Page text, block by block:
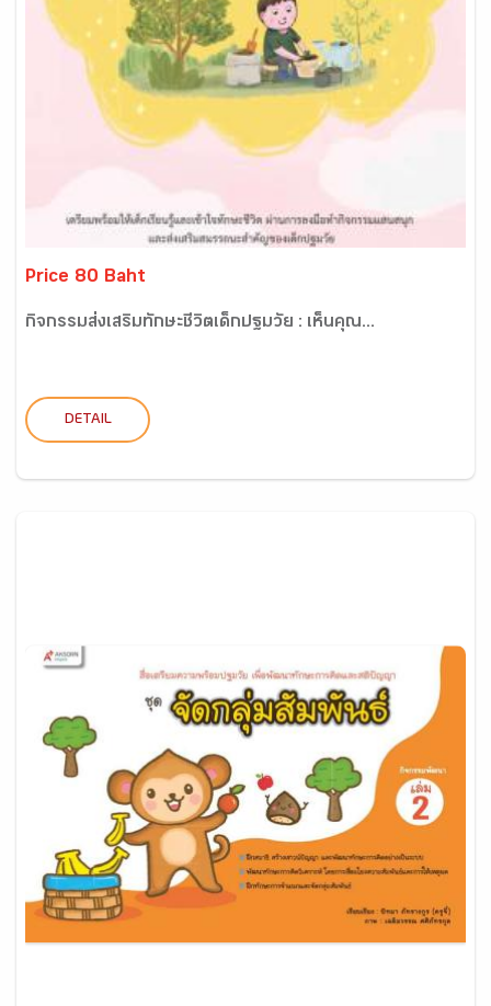
Price 80 Baht
กิจกรรมส่งเสริมทักษะชีวิตเด็กปฐมวัย : เห็นคุณ...
DETAIL